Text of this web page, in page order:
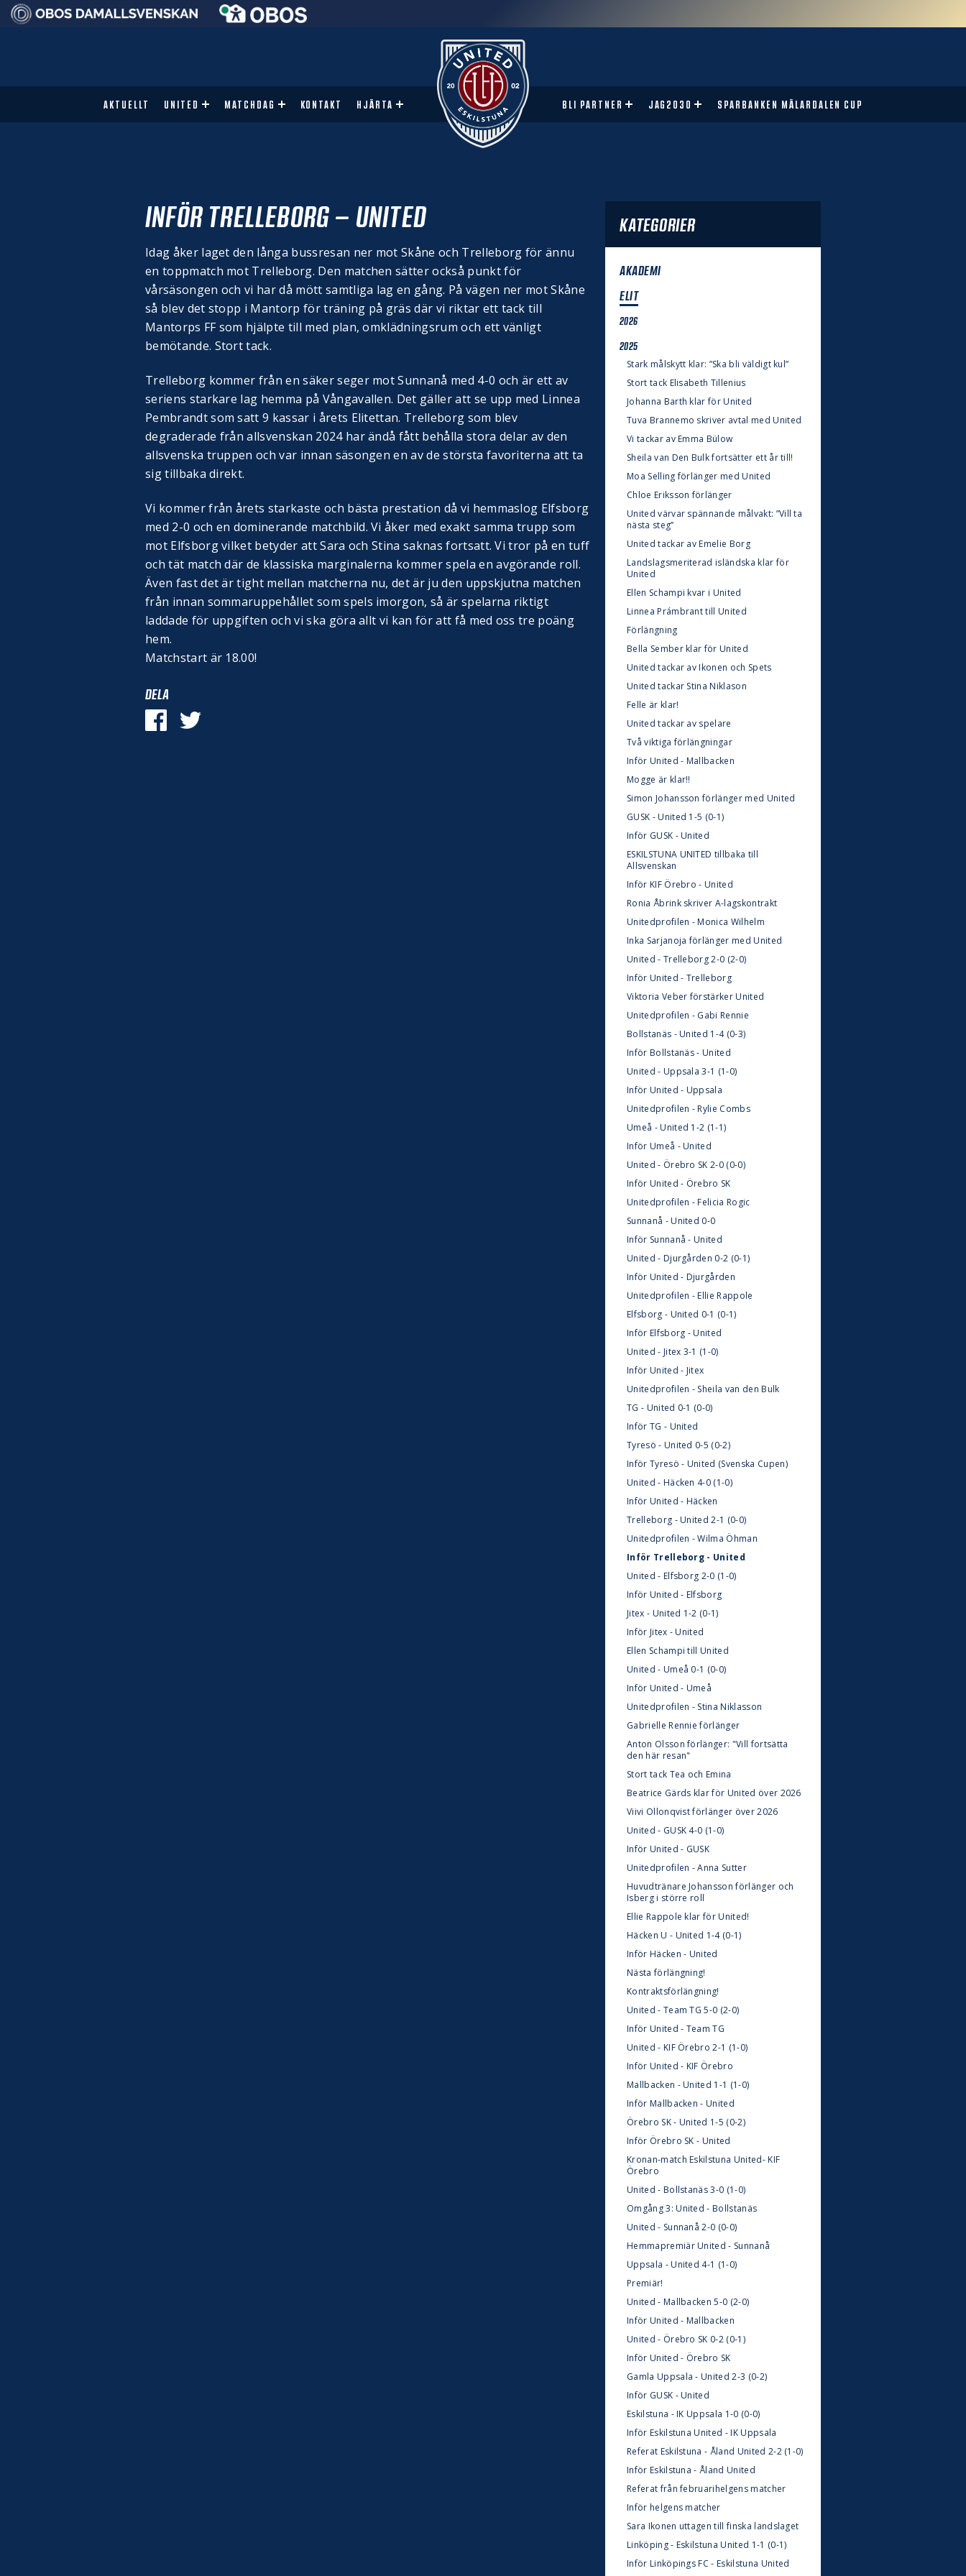
AKTUELLT UNITED MATCHDAG KONTAKT HJÄRTA BLI PARTNER JAG2030 SPARBANKEN MÄLARDALEN CUP
INFÖR TRELLEBORG – UNITED
Idag åker laget den långa bussresan ner mot Skåne och Trelleborg för ännu
en toppmatch mot Trelleborg. Den matchen sätter också punkt för
vårsäsongen och vi har då mött samtliga lag en gång. På vägen ner mot Skåne
så blev det stopp i Mantorp för träning på gräs där vi riktar ett tack till
Mantorps FF som hjälpte till med plan, omklädningsrum och ett vänligt
bemötande. Stort tack.
Trelleborg kommer från en säker seger mot Sunnanå med 4-0 och är ett av
seriens starkare lag hemma på Vångavallen. Det gäller att se upp med Linnea
Pembrandt som satt 9 kassar i årets Elitettan. Trelleborg som blev
degraderade från allsvenskan 2024 har ändå fått behålla stora delar av den
allsvenska truppen och var innan säsongen en av de största favoriterna att ta
sig tillbaka direkt.
Vi kommer från årets starkaste och bästa prestation då vi hemmaslog Elfsborg
med 2-0 och en dominerande matchbild. Vi åker med exakt samma trupp som
mot Elfsborg vilket betyder att Sara och Stina saknas fortsatt. Vi tror på en tuff
och tät match där de klassiska marginalerna kommer spela en avgörande roll.
Även fast det är tight mellan matcherna nu, det är ju den uppskjutna matchen
från innan sommaruppehållet som spels imorgon, så är spelarna riktigt
laddade för uppgiften och vi ska göra allt vi kan för att få med oss tre poäng
hem.
Matchstart är 18.00!
DELA
KATEGORIER
AKADEMI
ELIT
2026
2025
Stark målskytt klar: ”Ska bli väldigt kul”
Stort tack Elisabeth Tillenius
Johanna Barth klar för United
Tuva Brannemo skriver avtal med United
Vi tackar av Emma Bülow
Sheila van Den Bulk fortsätter ett år till!
Moa Selling förlänger med United
Chloe Eriksson förlänger
United värvar spännande målvakt: ”Vill ta
nästa steg”
United tackar av Emelie Borg
Landslagsmeriterad isländska klar för
United
Ellen Schampi kvar i United
Linnea Prámbrant till United
Förlängning
Bella Sember klar för United
United tackar av Ikonen och Spets
United tackar Stina Niklason
Felle är klar!
United tackar av spelare
Två viktiga förlängningar
Inför United - Mallbacken
Mogge är klar!!
Simon Johansson förlänger med United
GUSK - United 1-5 (0-1)
Inför GUSK - United
ESKILSTUNA UNITED tillbaka till
Allsvenskan
Inför KIF Örebro - United
Ronia Åbrink skriver A-lagskontrakt
Unitedprofilen - Monica Wilhelm
Inka Sarjanoja förlänger med United
United - Trelleborg 2-0 (2-0)
Inför United - Trelleborg
Viktoria Veber förstärker United
Unitedprofilen - Gabi Rennie
Bollstanäs - United 1-4 (0-3)
Inför Bollstanäs - United
United - Uppsala 3-1 (1-0)
Inför United - Uppsala
Unitedprofilen - Rylie Combs
Umeå - United 1-2 (1-1)
Inför Umeå - United
United - Örebro SK 2-0 (0-0)
Inför United - Örebro SK
Unitedprofilen - Felicia Rogic
Sunnanå - United 0-0
Inför Sunnanå - United
United - Djurgården 0-2 (0-1)
Inför United - Djurgården
Unitedprofilen - Ellie Rappole
Elfsborg - United 0-1 (0-1)
Inför Elfsborg - United
United - Jitex 3-1 (1-0)
Inför United - Jitex
Unitedprofilen - Sheila van den Bulk
TG - United 0-1 (0-0)
Inför TG - United
Tyresö - United 0-5 (0-2)
Inför Tyresö - United (Svenska Cupen)
United - Häcken 4-0 (1-0)
Inför United - Häcken
Trelleborg - United 2-1 (0-0)
Unitedprofilen - Wilma Öhman
Inför Trelleborg - United
United - Elfsborg 2-0 (1-0)
Inför United - Elfsborg
Jitex - United 1-2 (0-1)
Inför Jitex - United
Ellen Schampi till United
United - Umeå 0-1 (0-0)
Inför United - Umeå
Unitedprofilen - Stina Niklasson
Gabrielle Rennie förlänger
Anton Olsson förlänger: "Vill fortsätta
den här resan"
Stort tack Tea och Emina
Beatrice Gärds klar för United över 2026
Viivi Ollonqvist förlänger över 2026
United - GUSK 4-0 (1-0)
Inför United - GUSK
Unitedprofilen - Anna Sutter
Huvudtränare Johansson förlänger och
Isberg i större roll
Ellie Rappole klar för United!
Häcken U - United 1-4 (0-1)
Inför Häcken - United
Nästa förlängning!
Kontraktsförlängning!
United - Team TG 5-0 (2-0)
Inför United - Team TG
United - KIF Örebro 2-1 (1-0)
Inför United - KIF Örebro
Mallbacken - United 1-1 (1-0)
Inför Mallbacken - United
Örebro SK - United 1-5 (0-2)
Inför Örebro SK - United
Kronan-match Eskilstuna United- KIF
Örebro
United - Bollstanäs 3-0 (1-0)
Omgång 3: United - Bollstanäs
United - Sunnanå 2-0 (0-0)
Hemmapremiär United - Sunnanå
Uppsala - United 4-1 (1-0)
Premiär!
United - Mallbacken 5-0 (2-0)
Inför United - Mallbacken
United - Örebro SK 0-2 (0-1)
Inför United - Örebro SK
Gamla Uppsala - United 2-3 (0-2)
Inför GUSK - United
Eskilstuna - IK Uppsala 1-0 (0-0)
Inför Eskilstuna United - IK Uppsala
Referat Eskilstuna - Åland United 2-2 (1-0)
Inför Eskilstuna - Åland United
Referat från februarihelgens matcher
Inför helgens matcher
Sara Ikonen uttagen till finska landslaget
Linköping - Eskilstuna United 1-1 (0-1)
Inför Linköpings FC - Eskilstuna United